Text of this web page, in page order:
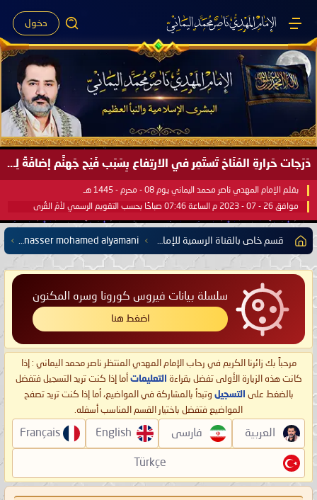
دخول
دَرَجات حَرارةِ المُنَاخ تَستَمِر في الارتِفاع بِسَبَب فَيْح جَهنَّم إضافَةً لِحرارةِ الشَّمس في مُحكَم القُرآن العَظيم ..
بقلم الإمام المهدي ناصر محمد اليماني يوم 08 - محرم - 1445 هـ
موافق 26 - 07 - 2023 م الساعة 07:46 صباحًا بحسب التقويم الرسمي لأمّ القُرى
سلسلة بيانات فيروس كورونا وسره المكنون
اضغط هنا
مرحباً بك زائرنا الكريم في رحاب الإمام المهدي المنتظر ناصر محمد اليماني : إذا
كانت هذه الزيارة الأولى تفضل بقراءة التعليمات أما إذا كنت تريد التسجيل فتفضل
بالضغط على التسجيل وتبدأ بالمشاركة في المواضيع، أما إذا كنت تريد تصفح
المواضيع فتفضل باختيار القسم المناسب أسفله.
العربية فارسی English
Français
Türkçe